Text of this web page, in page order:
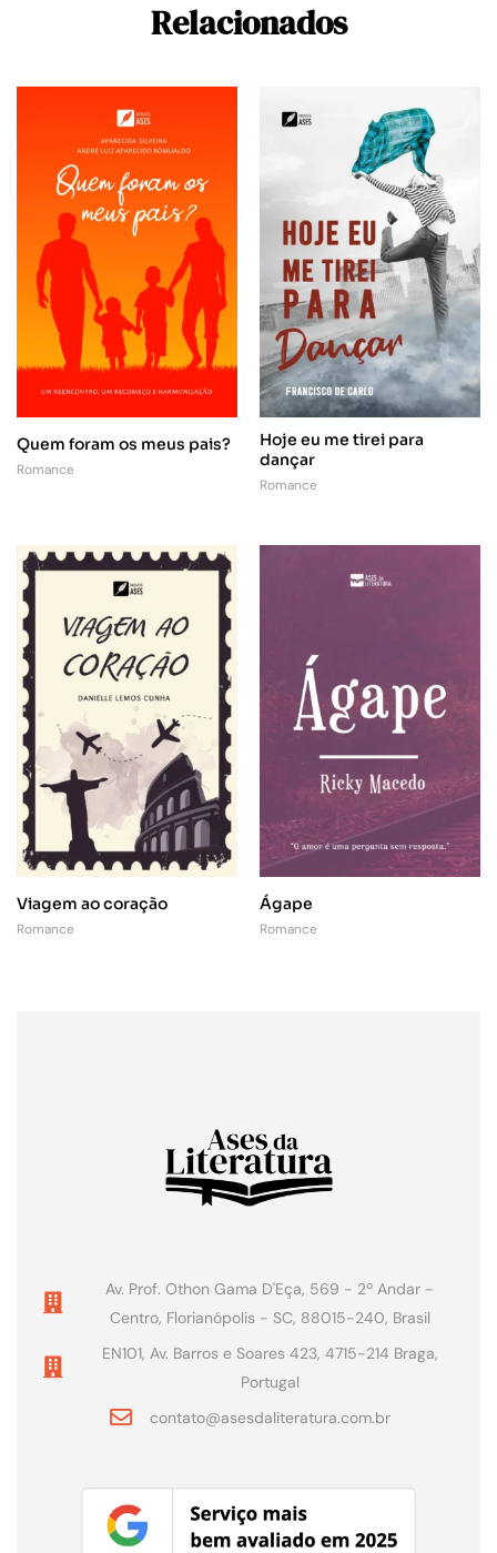
Relacionados
Quem foram os meus pais?
Romance
Hoje eu me tirei para
dançar
Romance
Viagem ao coração
Romance
Ágape
Romance
Av. Prof. Othon Gama D'Eça, 569 - 2º Andar -
Centro, Florianópolis - SC, 88015-240, Brasil
EN101, Av. Barros e Soares 423, 4715-214 Braga,
Portugal
contato@asesdaliteratura.com.br